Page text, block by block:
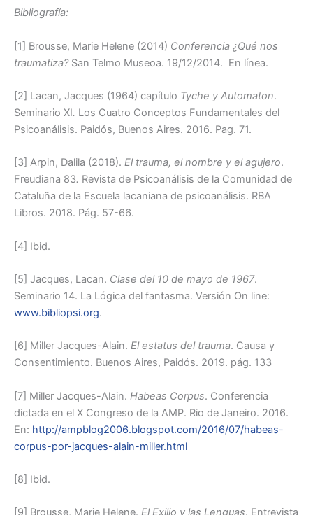
Bibliografía:
[1] Brousse, Marie Helene (2014) Conferencia ¿Qué nos
traumatiza?San Telmo Museoa. 19/12/2014. En línea.
[2] Lacan, Jacques (1964) capítulo Tyche y Automaton.
Seminario XI. Los Cuatro Conceptos Fundamentales del
Psicoanálisis. Paidós, Buenos Aires. 2016. Pag. 71.
[3] Arpin, Dalila (2018). El trauma, el nombre y el agujero.
Freudiana 83. Revista de Psicoanálisis de la Comunidad de
Cataluña de la Escuela lacaniana de psicoanálisis. RBA
Libros. 2018. Pág. 57-66.
[4] Ibid.
[5] Jacques, Lacan. Clase del 10 de mayo de 1967.
Seminario 14. La Lógica del fantasma. Versión On line:
www.bibliopsi.org.
[6] Miller Jacques-Alain. El estatus del trauma. Causa y
Consentimiento. Buenos Aires, Paidós. 2019. pág. 133
[7] Miller Jacques-Alain. Habeas Corpus. Conferencia
dictada en el X Congreso de la AMP. Rio de Janeiro. 2016.
En: http://ampblog2006.blogspot.com/2016/07/habeas-
corpus-por-jacques-alain-miller.html
[8] Ibid.
[9] Brousse, Marie Helene. El Exilio y las Lenguas. Entrevista